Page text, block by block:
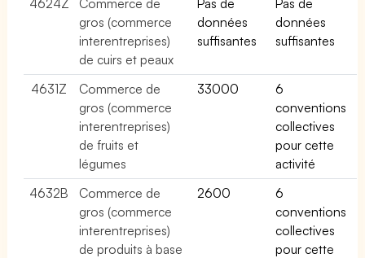
gros (commerce
interentreprises)
de cuirs et peaux
données
suffisantes
données
suffisantes
4631Z
Commerce de
gros (commerce
interentreprises)
de fruits et
légumes
33000
6
conventions
collectives
pour cette
activité
4632B
Commerce de
gros (commerce
interentreprises)
de produits à base
2600
6
conventions
collectives
pour cette